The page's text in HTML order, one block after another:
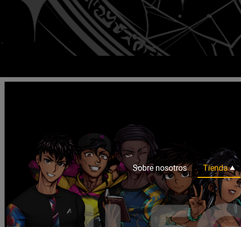
Sobre nosotros Tienda